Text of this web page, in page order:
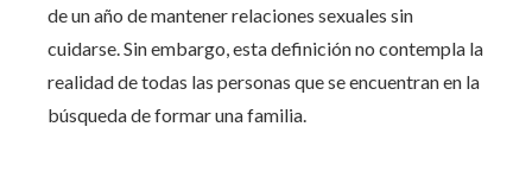
de un año de mantener relaciones sexuales sin
cuidarse. Sin embargo, esta definición no contempla la
realidad de todas las personas que se encuentran en la
búsqueda de formar una familia.